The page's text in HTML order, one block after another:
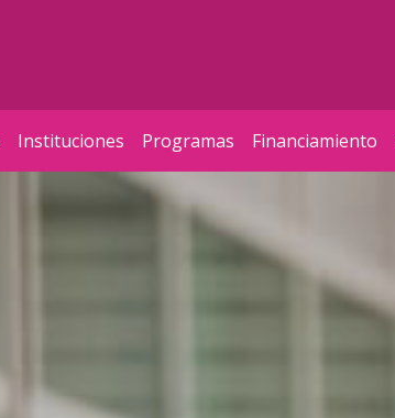
Instituciones Programas Financiamiento